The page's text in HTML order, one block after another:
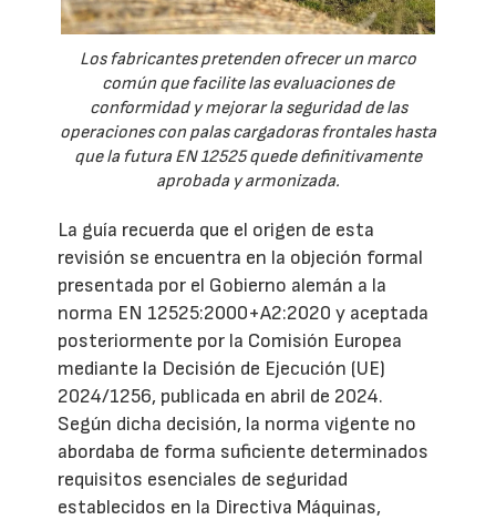
Los fabricantes pretenden ofrecer un marco
común que facilite las evaluaciones de
conformidad y mejorar la seguridad de las
operaciones con palas cargadoras frontales hasta
que la futura EN 12525 quede definitivamente
aprobada y armonizada.
La guía recuerda que el origen de esta
revisión se encuentra en la objeción formal
presentada por el Gobierno alemán a la
norma EN 12525:2000+A2:2020 y aceptada
posteriormente por la Comisión Europea
mediante la Decisión de Ejecución (UE)
2024/1256, publicada en abril de 2024.
Según dicha decisión, la norma vigente no
abordaba de forma suficiente determinados
requisitos esenciales de seguridad
establecidos en la Directiva Máquinas,